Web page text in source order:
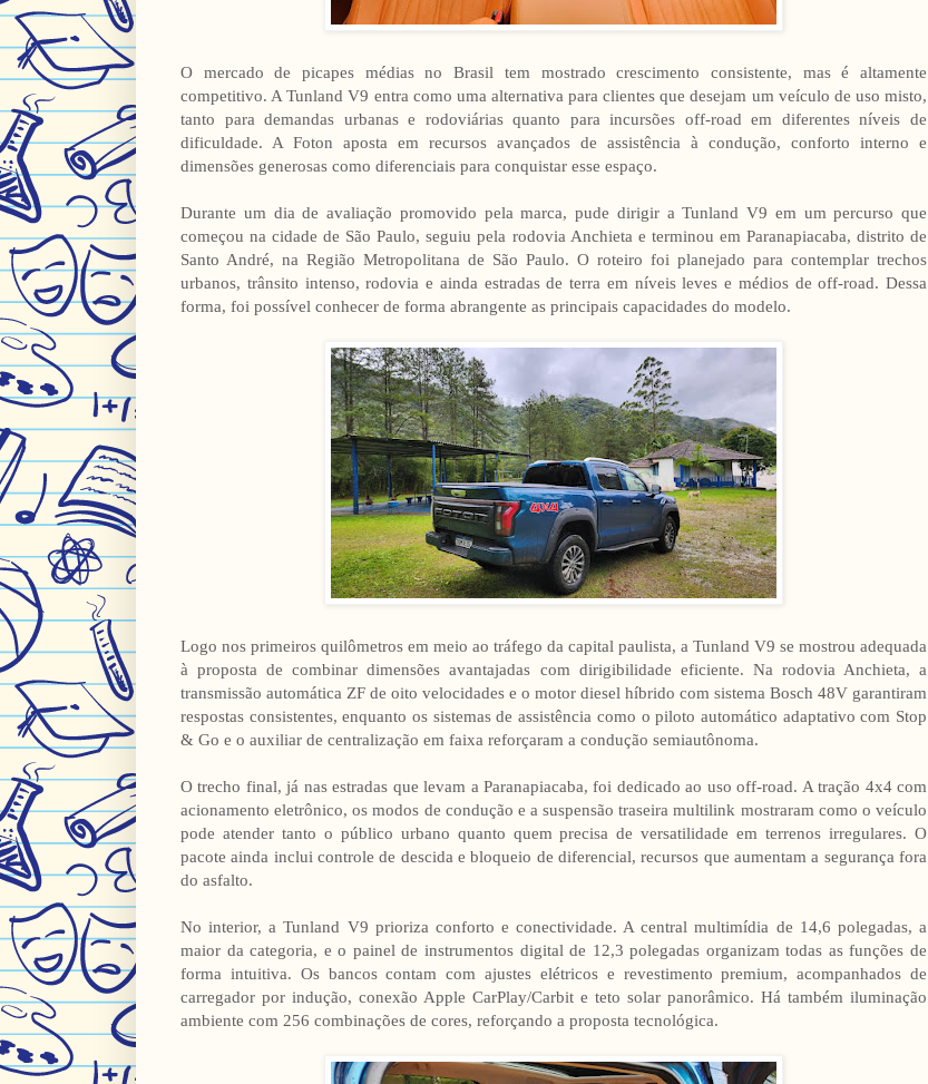
O mercado de picapes médias no Brasil tem mostrado crescimento consistente, mas é altamente
competitivo. A Tunland V9 entra como uma alternativa para clientes que desejam um veículo de uso misto,
tanto para demandas urbanas e rodoviárias quanto para incursões off-road em diferentes níveis de
dificuldade. A Foton aposta em recursos avançados de assistência à condução, conforto interno e
dimensões generosas como diferenciais para conquistar esse espaço.
Durante um dia de avaliação promovido pela marca, pude dirigir a Tunland V9 em um percurso que
começou na cidade de São Paulo, seguiu pela rodovia Anchieta e terminou em Paranapiacaba, distrito de
Santo André, na Região Metropolitana de São Paulo. O roteiro foi planejado para contemplar trechos
urbanos, trânsito intenso, rodovia e ainda estradas de terra em níveis leves e médios de off-road. Dessa
forma, foi possível conhecer de forma abrangente as principais capacidades do modelo.
Logo nos primeiros quilômetros em meio ao tráfego da capital paulista, a Tunland V9 se mostrou adequada
à proposta de combinar dimensões avantajadas com dirigibilidade eficiente. Na rodovia Anchieta, a
transmissão automática ZF de oito velocidades e o motor diesel híbrido com sistema Bosch 48V garantiram
respostas consistentes, enquanto os sistemas de assistência como o piloto automático adaptativo com Stop
& Go e o auxiliar de centralização em faixa reforçaram a condução semiautônoma.
O trecho final, já nas estradas que levam a Paranapiacaba, foi dedicado ao uso off-road. A tração 4x4 com
acionamento eletrônico, os modos de condução e a suspensão traseira multilink mostraram como o veículo
pode atender tanto o público urbano quanto quem precisa de versatilidade em terrenos irregulares. O
pacote ainda inclui controle de descida e bloqueio de diferencial, recursos que aumentam a segurança fora
do asfalto.
No interior, a Tunland V9 prioriza conforto e conectividade. A central multimídia de 14,6 polegadas, a
maior da categoria, e o painel de instrumentos digital de 12,3 polegadas organizam todas as funções de
forma intuitiva. Os bancos contam com ajustes elétricos e revestimento premium, acompanhados de
carregador por indução, conexão Apple CarPlay/Carbit e teto solar panorâmico. Há também iluminação
ambiente com 256 combinações de cores, reforçando a proposta tecnológica.